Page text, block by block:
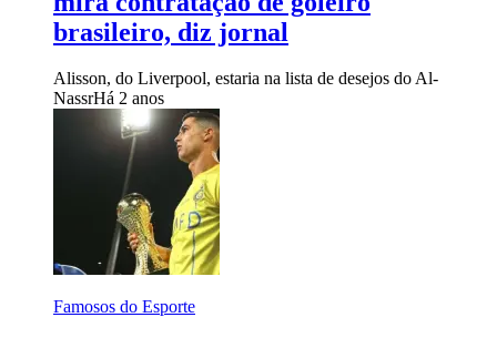
brasileiro, diz jornal
Alisson, do Liverpool, estaria na lista de desejos do Al-
NassrHá 2 anos
Famosos do Esporte